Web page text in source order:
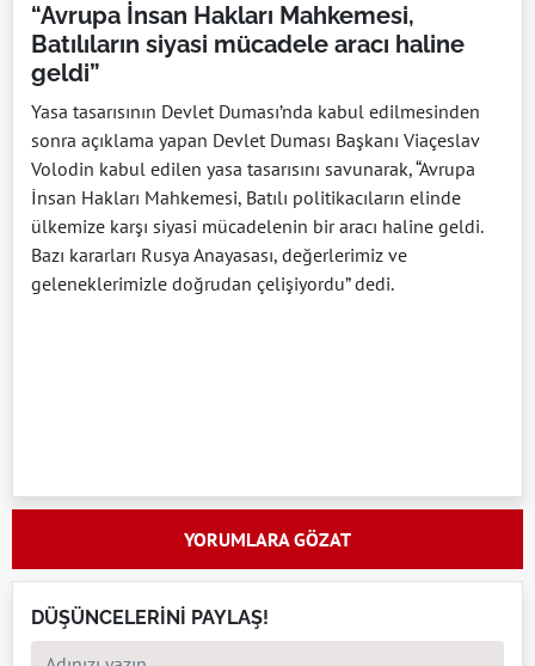
“Avrupa İnsan Hakları Mahkemesi,
Batılıların siyasi mücadele aracı haline
geldi”
Yasa tasarısının Devlet Duması’nda kabul edilmesinden
sonra açıklama yapan Devlet Duması Başkanı Viaçeslav
Volodin kabul edilen yasa tasarısını savunarak, “Avrupa
İnsan Hakları Mahkemesi, Batılı politikacıların elinde
ülkemize karşı siyasi mücadelenin bir aracı haline geldi.
Bazı kararları Rusya Anayasası, değerlerimiz ve
geleneklerimizle doğrudan çelişiyordu” dedi.
YORUMLARA GÖZAT
DÜŞÜNCELERİNİ PAYLAŞ!